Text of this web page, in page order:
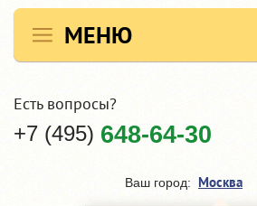
МЕНЮ
Есть вопросы?
+7 (495) 648-64-30
Ваш город: Москва